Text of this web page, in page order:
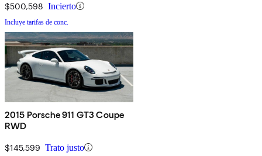
$500,598 Incierto
Incluye tarifas de conc.
2015 Porsche 911 GT3 Coupe
RWD
$145,599 Trato justo